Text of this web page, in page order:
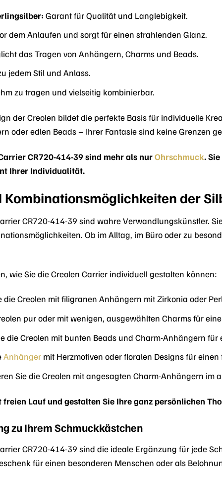
Garant für Qualität und Langlebigkeit.
dem Anlaufen und sorgt für einen strahlenden Glanz.
das Tragen von Anhängern, Charms und Beads.
jedem Stil und Anlass.
zu tragen und vielseitig kombinierbar.
der Creolen bildet die perfekte Basis für individuelle
oder edlen Beads – Ihrer Fantasie sind keine Grenzen
CR720-414-39 sind mehr als nurOhrschmuck.
Ihrer Individualität.
der
CR720-414-39 sind wahre Verwandlungskünstler.
Ob im Alltag, im Büro oder zu
wie Sie die Creolen Carrier individuell gestalten können:
die Creolen mit filigranen Anhängern mit Zirkonia oder
pur oder mit wenigen, ausgewählten Charms für
die Creolen mit bunten Beads und Charm-Anhängern
Anhängermit Herzmotiven oder floralen Designs für einen
Sie die Creolen mit angesagten Charm-Anhängern im
Lauf und gestalten Sie Ihre ganz persönlichen
zu Ihrem Schmuckkästchen
CR720-414-39 sind die ideale Ergänzung für jede
für einen besonderen Menschen oder als